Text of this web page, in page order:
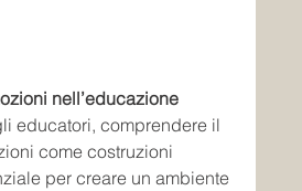
nell’educazione
educatori, comprendere il
come costruzioni
per creare un ambiente